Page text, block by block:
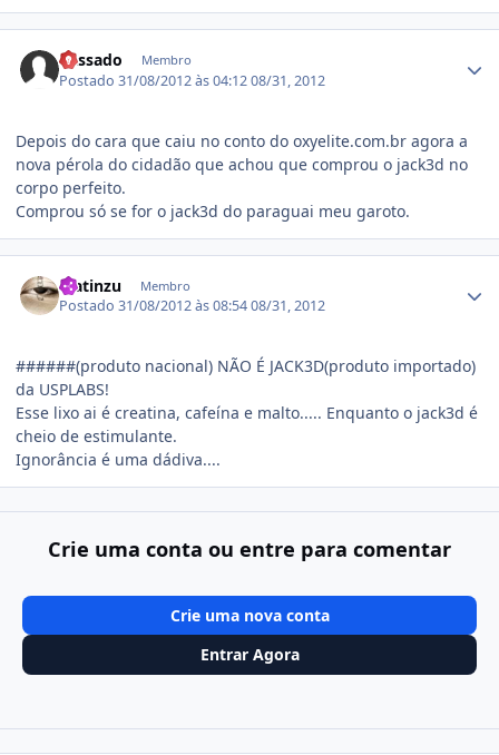
Passado Membro
Postado31/08/2012 às 04:1208/31, 2012
Depois do cara que caiu no conto do oxyelite.com.br agora a
nova pérola do cidadão que achou que comprou o jack3d no
corpo perfeito.
Comprou só se for o jack3d do paraguai meu garoto.
Matinzu Membro
Postado31/08/2012 às 08:5408/31, 2012
######(produto nacional) NÃO É JACK3D(produto importado)
da USPLABS!
Esse lixo ai é creatina, cafeína e malto..... Enquanto o jack3d é
cheio de estimulante.
Ignorância é uma dádiva....
Crie uma conta ou entre para comentar
Crie uma nova conta
Entrar Agora